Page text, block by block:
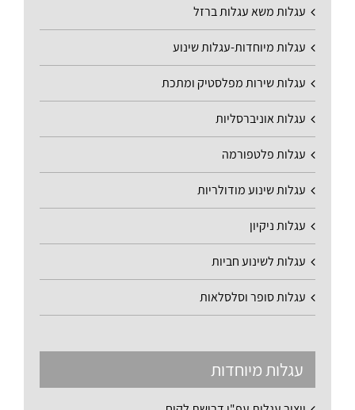
עגלות משא עגלות ברזל
עגלות מיוחדות-עגלות שינוע
עגלות שירות מפלסטיק ומתכת
עגלות אוניברסליות
עגלות פלטפורמה
עגלות שינוע מודולריות
עגלות ניקיון
עגלות לשינוע חביות
עגלות סופר וסלסלאות
עגלות מיוחדות